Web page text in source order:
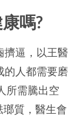
嗎?
擠逼，以王醫
的人都需要磨
所需騰出空
瑯質，醫生會